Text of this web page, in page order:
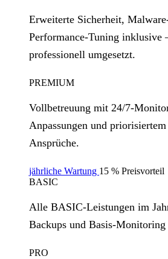
Erweiterte Sicherheit,
Performance‑Tuning inklusive
professionell umgesetzt.
PREMIUM
Vollbetreuung mit 24/
Anpassungen und
Ansprüche.
jährliche Wartung 15 % Preisvorteil
BASIC
Alle BASIC‑Leistungen im
Backups und
PRO